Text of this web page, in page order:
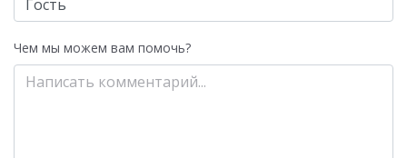
Чем мы можем вам помочь?